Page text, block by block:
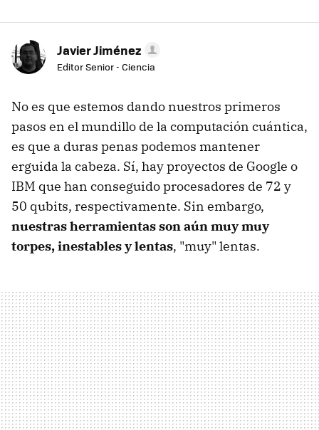
Javier Jiménez
Editor Senior - Ciencia
No es que estemos dando nuestros primeros
pasos en el mundillo de la computación cuántica,
es que a duras penas podemos mantener
erguida la cabeza. Sí, hay proyectos de Google o
IBM que han conseguido procesadores de 72 y
50 qubits, respectivamente. Sin embargo,
nuestras herramientas son aún muy muy
torpes, inestables y lentas, "muy" lentas.